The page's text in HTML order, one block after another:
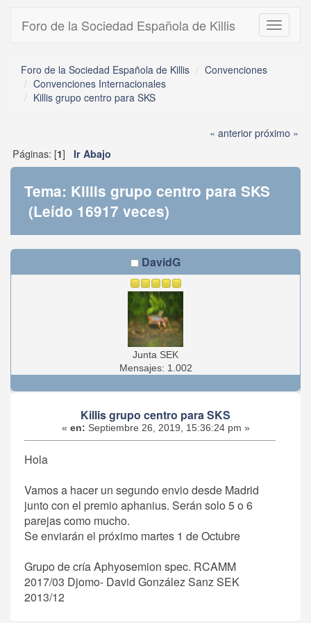
Toggle
Foro de la Sociedad Española de Killis
Foro de la Sociedad Española de Killis
Convenciones
Convenciones Internacionales
Killis grupo centro para SKS
« anteriorpróximo »
Páginas: [1] Ir Abajo
Tema: Killis grupo centro para SKS
(Leído 16917 veces)
DavidG
Junta SEK
Mensajes: 1.002
Killis grupo centro para SKS
« en: Septiembre 26, 2019, 15:36:24 pm »
Hola
Vamos a hacer un segundo envio desde Madrid
junto con el premio aphanius. Serán solo 5 o 6
parejas como mucho.
Se enviarán el próximo martes 1 de Octubre
Grupo de cría Aphyosemion spec. RCAMM
2017/03 Djomo- David González Sanz SEK
2013/12